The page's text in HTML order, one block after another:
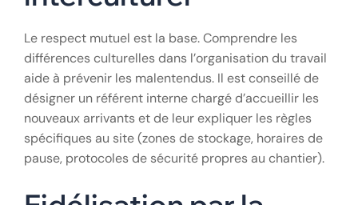
repose pas uniquement sur les compétences des
travailleurs, mais aussi sur l’accueil réservé par
l’entreprise utilisatrice.
Management
interculturel
différences culturelles dans l’organisation du travail